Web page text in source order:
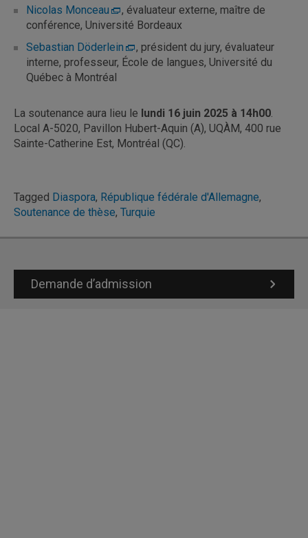
Nicolas Monceau
, évaluateur externe, maître de
conférence, Université Bordeaux
Sebastian Döderlein
, président du jury, évaluateur
interne, professeur, École de langues, Université du
Québec à Montréal
La soutenance aura lieu le lundi 16 juin 2025 à 14h00.
Local A-5020, Pavillon Hubert-Aquin (A), UQÀM, 400 rue
Sainte-Catherine Est, Montréal (QC).
Tagged Diaspora, République fédérale d'Allemagne,
Soutenance de thèse, Turquie
Demande d’admission